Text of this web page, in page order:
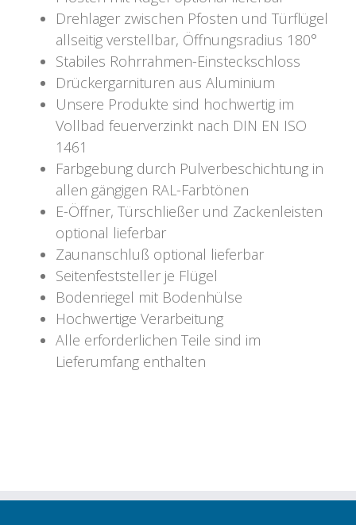
Drehlager zwischen Pfosten und Türflügel
allseitig verstellbar, Öffnungsradius 180°
Stabiles Rohrrahmen-Einsteckschloss
Drückergarnituren aus Aluminium
Unsere Produkte sind hochwertig im
Vollbad feuerverzinkt nach DIN EN ISO
1461
Farbgebung durch Pulverbeschichtung in
allen gängigen RAL-Farbtönen
E-Öffner, Türschließer und Zackenleisten
optional lieferbar
Zaunanschluß optional lieferbar
Seitenfeststeller je Flügel
Bodenriegel mit Bodenhülse
Hochwertige Verarbeitung
Alle erforderlichen Teile sind im
Lieferumfang enthalten